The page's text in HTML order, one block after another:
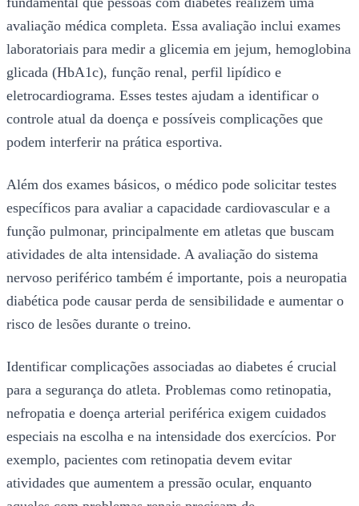
avaliação médica completa. Essa avaliação inclui exames
laboratoriais para medir a glicemia em jejum, hemoglobina
glicada (HbA1c), função renal, perfil lipídico e
eletrocardiograma. Esses testes ajudam a identificar o
controle atual da doença e possíveis complicações que
podem interferir na prática esportiva.
Além dos exames básicos, o médico pode solicitar testes
específicos para avaliar a capacidade cardiovascular e a
função pulmonar, principalmente em atletas que buscam
atividades de alta intensidade. A avaliação do sistema
nervoso periférico também é importante, pois a neuropatia
diabética pode causar perda de sensibilidade e aumentar o
risco de lesões durante o treino.
Identificar complicações associadas ao diabetes é crucial
para a segurança do atleta. Problemas como retinopatia,
nefropatia e doença arterial periférica exigem cuidados
especiais na escolha e na intensidade dos exercícios. Por
exemplo, pacientes com retinopatia devem evitar
atividades que aumentem a pressão ocular, enquanto